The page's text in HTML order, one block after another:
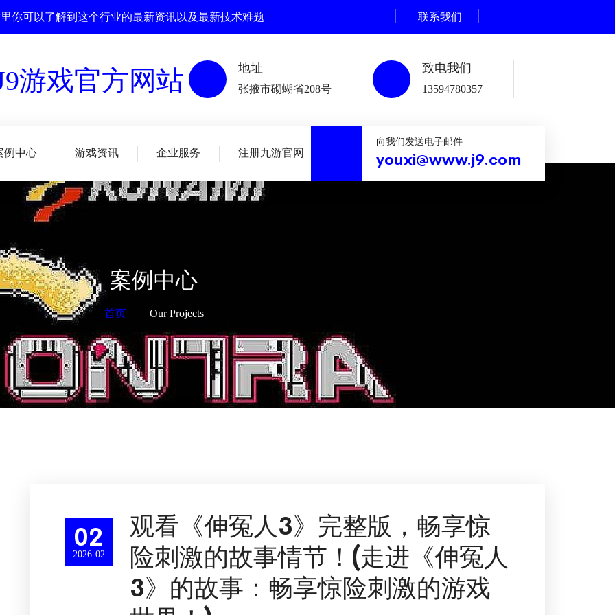
你可以了解到这个行业的最新资讯以及最新技术难题 联系我们
地址
张掖市砌蝴省208号
致电我们
13594780357
例中心 游戏资讯 企业服务 注册九游官网
向我们发送电子邮件
youxi@www.j9.com
案例中心
首页 Our Projects
02
2026-02
观看《伸冤人3》完整版，畅享惊
险刺激的故事情节！(走进《伸冤人
3》的故事：畅享惊险刺激的游戏